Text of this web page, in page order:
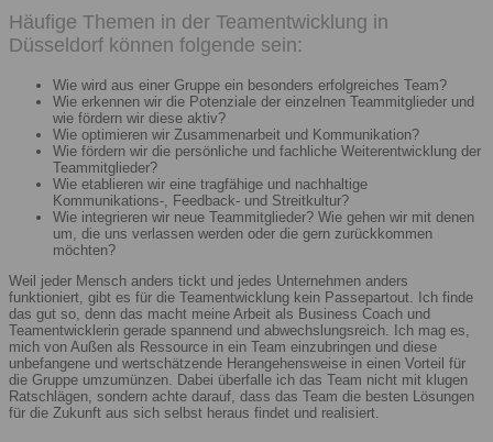
Häufige Themen in der Teamentwicklung in
Düsseldorf können folgende sein:
Wie wird aus einer Gruppe ein besonders erfolgreiches Team?
Wie erkennen wir die Potenziale der einzelnen Teammitglieder und
wie fördern wir diese aktiv?
Wie optimieren wir Zusammenarbeit und Kommunikation?
Wie fördern wir die persönliche und fachliche Weiterentwicklung der
Teammitglieder?
Wie etablieren wir eine tragfähige und nachhaltige
Kommunikations-, Feedback- und Streitkultur?
Wie integrieren wir neue Teammitglieder? Wie gehen wir mit denen
um, die uns verlassen werden oder die gern zurückkommen
möchten?
Weil jeder Mensch anders tickt und jedes Unternehmen anders
funktioniert, gibt es für die Teamentwicklung kein Passepartout. Ich finde
das gut so, denn das macht meine Arbeit als Business Coach und
Teamentwicklerin gerade spannend und abwechslungsreich. Ich mag es,
mich von Außen als Ressource in ein Team einzubringen und diese
unbefangene und wertschätzende Herangehensweise in einen Vorteil für
die Gruppe umzumünzen. Dabei überfalle ich das Team nicht mit klugen
Ratschlägen, sondern achte darauf, dass das Team die besten Lösungen
für die Zukunft aus sich selbst heraus findet und realisiert.